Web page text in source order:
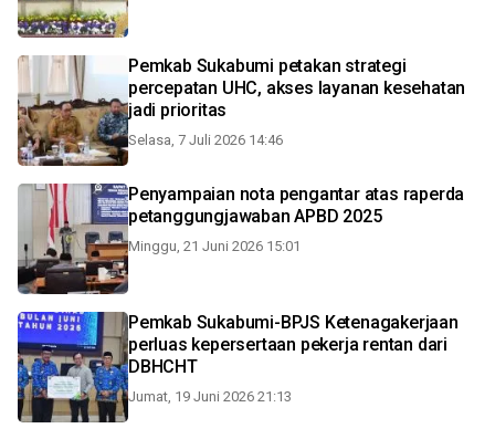
Pemkab Sukabumi petakan strategi
percepatan UHC, akses layanan kesehatan
jadi prioritas
Selasa, 7 Juli 2026 14:46
Penyampaian nota pengantar atas raperda
petanggungjawaban APBD 2025
Minggu, 21 Juni 2026 15:01
Pemkab Sukabumi-BPJS Ketenagakerjaan
perluas kepersertaan pekerja rentan dari
DBHCHT
Jumat, 19 Juni 2026 21:13